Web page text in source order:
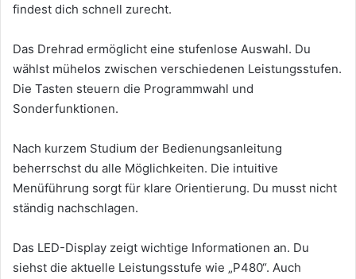
findest dich schnell zurecht.
Das Drehrad ermöglicht eine stufenlose Auswahl. Du
wählst mühelos zwischen verschiedenen Leistungsstufen.
Die Tasten steuern die Programmwahl und
Sonderfunktionen.
Nach kurzem Studium der Bedienungsanleitung
beherrschst du alle Möglichkeiten. Die intuitive
Menüführung sorgt für klare Orientierung. Du musst nicht
ständig nachschlagen.
Das LED-Display zeigt wichtige Informationen an. Du
siehst die aktuelle Leistungsstufe wie „P480“. Auch